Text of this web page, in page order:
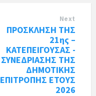
Next
ΠΡΟΣΚΛΗΣΗ ΤΗΣ
21ης –
ΚΑΤΕΠΕΙΓΟΥΣΑΣ -
ΣΥΝΕΔΡΙΑΣΗΣ ΤΗΣ
ΔΗΜΟΤΙΚΗΣ
ΕΠΙΤΡΟΠΗΣ ΕΤΟΥΣ
2026